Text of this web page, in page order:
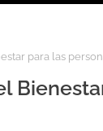
para las